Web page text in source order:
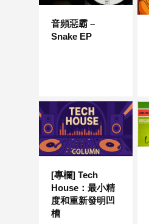
音頻惡霸 –
Snake EP
[專欄] Tech
House：最小精
度和重新發明凹
槽